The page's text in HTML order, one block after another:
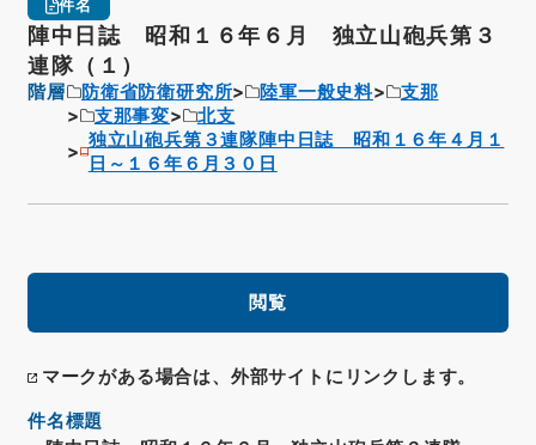
件名
陣中日誌 昭和１６年６月 独立山砲兵第３
連隊（１）
階層 防衛省防衛研究所 陸軍一般史料
支那
支那事変
北支
独立山砲兵第３連隊陣中日誌 昭和１６年４月１
日～１６年６月３０日
閲覧
マークがある場合は、外部サイトにリンクします。
件名標題